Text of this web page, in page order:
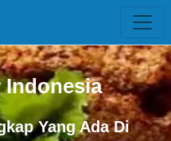
Yang Ada Di